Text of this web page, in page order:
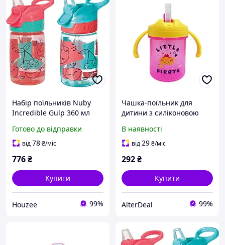
Набір поїльників Nuby
Incredible Gulp 360 мл
18 місяців з ручкою та
захистом від проливання
Готово до відправки
від78₴/міс
776₴
Купити
Houzee 99%
Чашка-поїльник для
дитини з силіконовою
MGZ-0335, 280 мл, Yellow
AlterDeal -thrilling-
В наявності
від29₴/міс
292₴
Купити
AlterDeal 99%